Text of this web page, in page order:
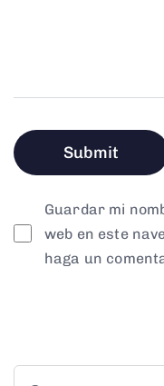
Guardar mi
web en este
haga un